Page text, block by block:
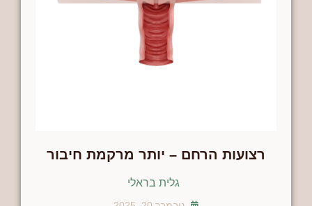
רצועות הרחם – יותר מרקמת חיבור
גלית בראלי